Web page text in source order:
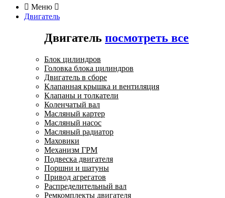
 Меню 
Двигатель
Двигатель посмотреть все
Блок цилиндров
Головка блока цилиндров
Двигатель в сборе
Клапанная крышка и вентиляция
Клапаны и толкатели
Коленчатый вал
Масляный картер
Масляный насос
Масляный радиатор
Маховики
Механизм ГРМ
Подвеска двигателя
Поршни и шатуны
Привод агрегатов
Распределительный вал
Ремкомплекты двигателя